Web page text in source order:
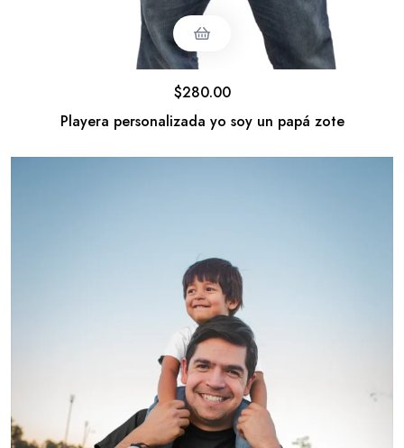
Playera personalizada yo soy un papá zote
$280.00